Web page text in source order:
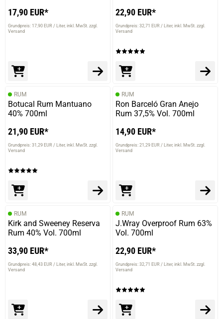
17,90 EUR*
Grundpreis: 17,90 EUR / Liter inkl. MwSt. zzgl.
Versand
22,90 EUR*
Grundpreis: 32,71 EUR / Liter inkl. MwSt. zzgl.
Versand
RUM
Botucal Rum Mantuano
40% 700ml
21,90 EUR*
Grundpreis: 31,29 EUR / Liter inkl. MwSt. zzgl.
Versand
RUM
Ron Barceló Gran Anejo
Rum 37,5% Vol. 700ml
14,90 EUR*
Grundpreis: 21,29 EUR / Liter inkl. MwSt. zzgl.
Versand
RUM
Kirk and Sweeney Reserva
Rum 40% Vol. 700ml
33,90 EUR*
Grundpreis: 48,43 EUR / Liter inkl. MwSt. zzgl.
Versand
RUM
J.Wray Overproof Rum 63%
Vol. 700ml
22,90 EUR*
Grundpreis: 32,71 EUR / Liter inkl. MwSt. zzgl.
Versand